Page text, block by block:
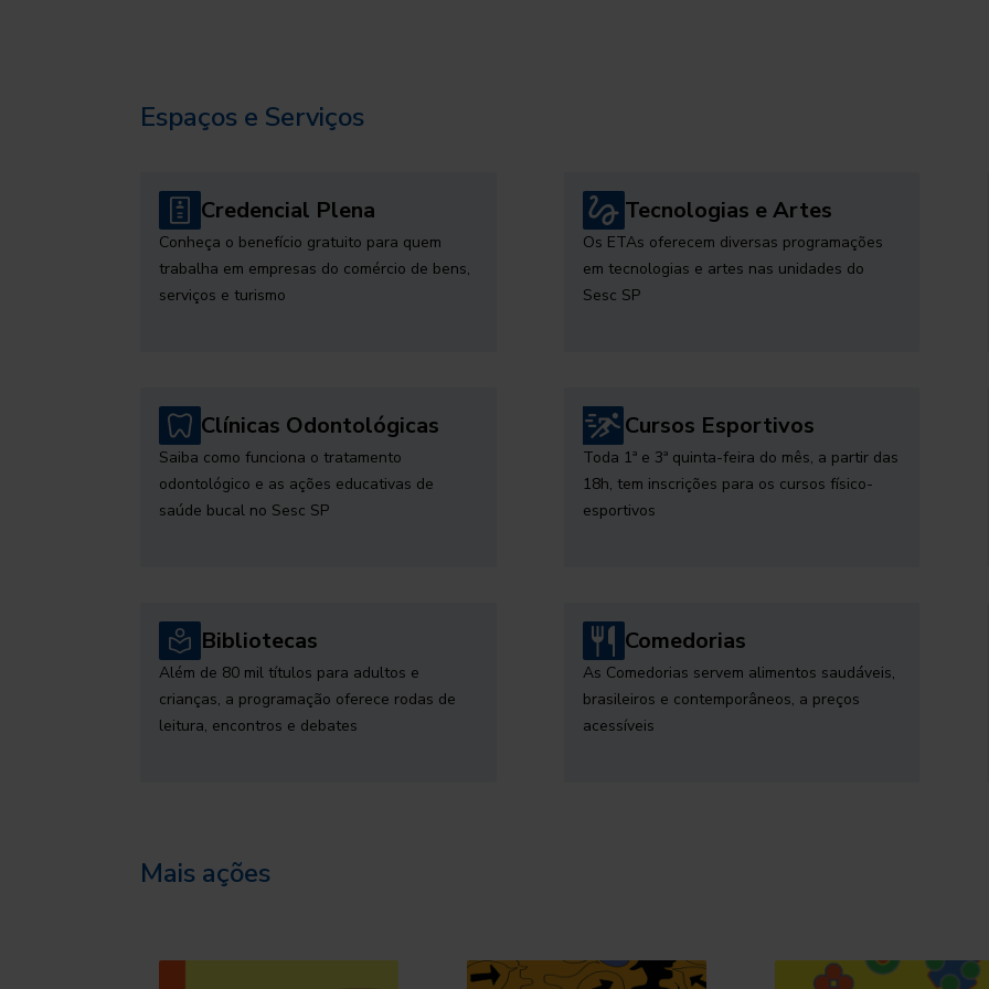
Espaços e Serviços
Credencial Plena
Conheça o benefício gratuito para quem
trabalha em empresas do comércio de bens,
serviços e turismo
Tecnologias e Artes
Os ETAs oferecem diversas programações
em tecnologias e artes nas unidades do
Sesc SP
Clínicas Odontológicas
Saiba como funciona o tratamento
odontológico e as ações educativas de
saúde bucal no Sesc SP
Cursos Esportivos
Toda 1ª e 3ª quinta-feira do mês, a partir das
18h, tem inscrições para os cursos físico-
esportivos
Bibliotecas
Além de 80 mil títulos para adultos e
crianças, a programação oferece rodas de
leitura, encontros e debates
Comedorias
As Comedorias servem alimentos saudáveis,
brasileiros e contemporâneos, a preços
acessíveis
Mais ações